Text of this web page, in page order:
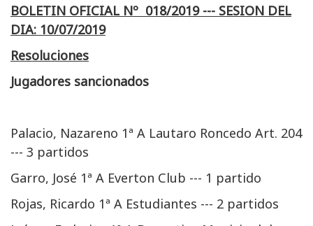
BOLETIN OFICIAL Nº 018/2019 --- SESION DEL
DIA: 10/07/2019
Resoluciones
Jugadores sancionados
Palacio, Nazareno 1ª A Lautaro Roncedo Art. 204
--- 3 partidos
Garro, José 1ª A Everton Club --- 1 partido
Rojas, Ricardo 1ª A Estudiantes --- 2 partidos